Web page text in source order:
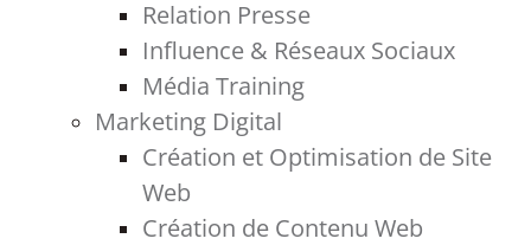
Relation Presse
Influence & Réseaux Sociaux
Média Training
Marketing Digital
Création et Optimisation de Site
Web
Création de Contenu Web